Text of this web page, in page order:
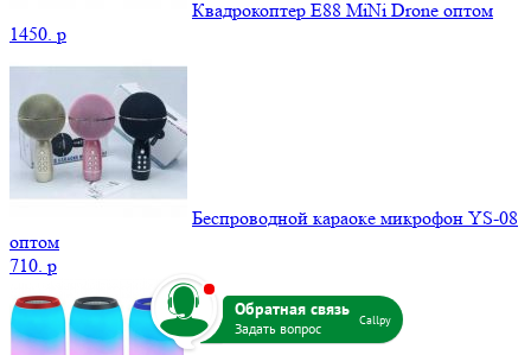
Квадрокоптер E88 MiNi Drone оптом
1450. p
Беспроводной караоке микрофон YS-08
оптом
710. p
Callpy
b